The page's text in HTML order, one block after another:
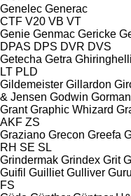
Genelec Generac
CTF V20 VB VT
Genie Genmac Gericke
DPAS DPS DVR DVS
Getecha Getra Ghiringhelli
LT PLD
Gildemeister Gillardon
& Jensen Godwin
Grant Graphic Whizard
AKF ZS
Graziano Grecon Greefa
RH SE SL
Grindermak Grindex Grit
Guifil Guilliet Gulliver
FS